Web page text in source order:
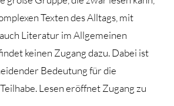
Texten des Alltags, mit
Literatur im Allgemeinen
keinen Zugang dazu. Dabei ist
Bedeutung für die
Lesen eröffnet Zugang zu